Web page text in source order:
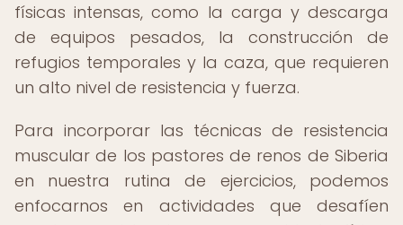
físicas intensas, como la carga y descarga
de equipos pesados, la construcción de
refugios temporales y la caza, que requieren
un alto nivel de resistencia y fuerza.
Para incorporar las técnicas de resistencia
muscular de los pastores de renos de Siberia
en nuestra rutina de ejercicios, podemos
enfocarnos en actividades que desafíen